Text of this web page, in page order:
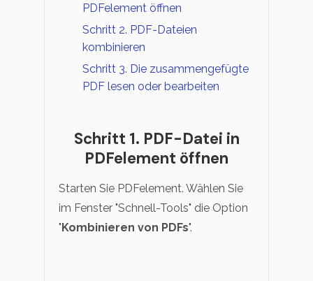
PDFelement öffnen
Schritt 2. PDF-Dateien
kombinieren
Schritt 3. Die zusammengefügte
PDF lesen oder bearbeiten
Schritt 1. PDF-Datei in
PDFelement öffnen
Starten Sie PDFelement. Wählen Sie
im Fenster "Schnell-Tools" die Option
"Kombinieren von PDFs".